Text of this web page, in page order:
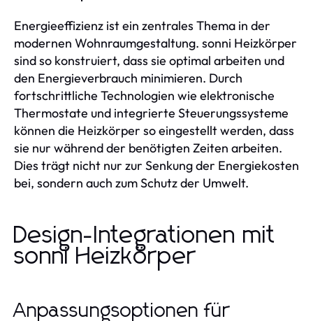
Energieeffizienz ist ein zentrales Thema in der
modernen Wohnraumgestaltung. sonni Heizkörper
sind so konstruiert, dass sie optimal arbeiten und
den Energieverbrauch minimieren. Durch
fortschrittliche Technologien wie elektronische
Thermostate und integrierte Steuerungssysteme
können die Heizkörper so eingestellt werden, dass
sie nur während der benötigten Zeiten arbeiten.
Dies trägt nicht nur zur Senkung der Energiekosten
bei, sondern auch zum Schutz der Umwelt.
Design-Integrationen mit
sonni Heizkörper
Anpassungsoptionen für